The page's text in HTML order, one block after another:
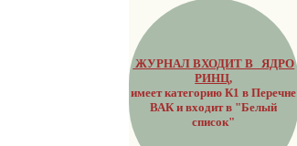
ЖУРНАЛ ВХОДИТ В ЯДРО
РИНЦ,
имеет категорию К1 в Перечне
ВАК и входит в "Белый
список"